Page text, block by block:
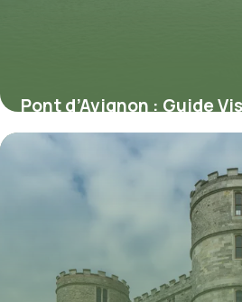
Pont d’Avignon : Guide
Complète